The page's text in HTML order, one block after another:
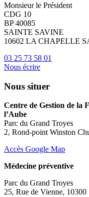
Monsieur le Président
CDG 10
BP 40085
SAINTE SAVINE
10602 LA CHAPELLE
03 25 73 58 01
Nous écrire
Nous situer
Centre de Gestion de la
l’Aube
Parc du Grand Troyes
2, Rond-point Winston
Accès Google Map
Médecine préventive
Parc du Grand Troyes
25, Rue de Vienne,